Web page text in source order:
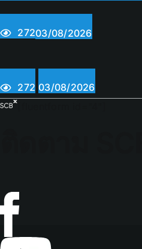
27203/08/2026
272 03/08/2026